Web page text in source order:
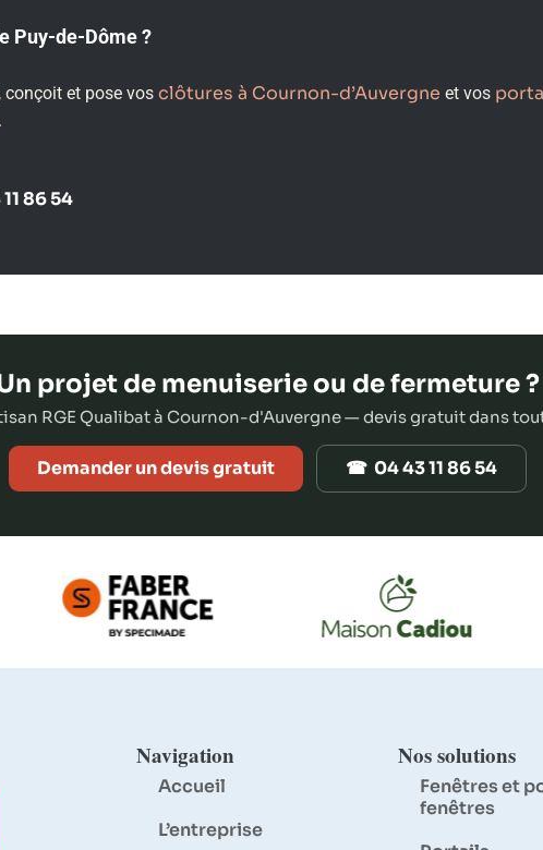
Puy-de-Dôme ?
conçoit et pose vos clôtures à Cournon-d’Auvergne et vos
86 54
projet de menuiserie ou de fermeture ?
RGE Qualibat à Cournon-d'Auvergne — devis gratuit dans
Demander un devis gratuit ☎ 04 43 11 86 54
Navigation
Accueil
L’entreprise
Nos solutions
Fenêtres et
fenêtres